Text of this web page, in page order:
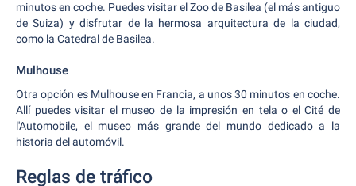
minutos en coche. Puedes visitar el Zoo de Basilea (el más antiguo
de Suiza) y disfrutar de la hermosa arquitectura de la ciudad,
como la Catedral de Basilea.
Mulhouse
Otra opción es Mulhouse en Francia, a unos 30 minutos en coche.
Allí puedes visitar el museo de la impresión en tela o el Cité de
l'Automobile, el museo más grande del mundo dedicado a la
historia del automóvil.
Reglas de tráfico